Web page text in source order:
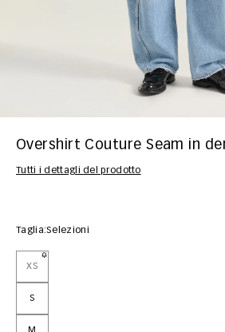
Overshirt Couture Seam in
Tutti i dettagli del prodotto
Taglia:Selezioni
XS
S
M